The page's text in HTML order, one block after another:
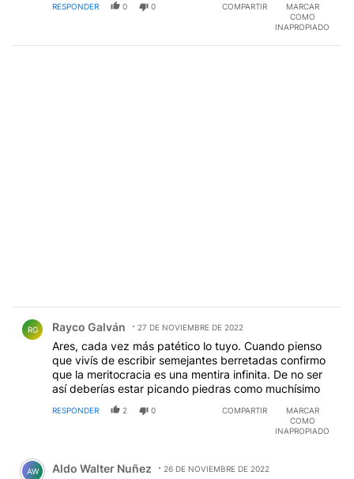
RESPONDER 0 0 COMPARTIR
MARCAR
COMO
INAPROPIADO
RG Rayco Galván 27 DE NOVIEMBRE DE 2022
Ares, cada vez más patético lo tuyo. Cuando pienso
que vivís de escribir semejantes berretadas confirmo
que la meritocracia es una mentira infinita. De no ser
así deberías estar picando piedras como muchísimo
RESPONDER 2 0 COMPARTIR
MARCAR
COMO
INAPROPIADO
Comentario de Aldo Walter Nuñez.
AW Aldo Walter Nuñez 26 DE NOVIEMBRE DE 2022